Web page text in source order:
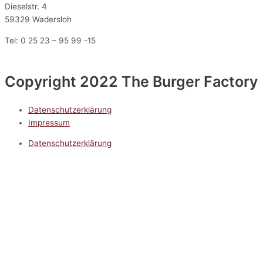
Dieselstr. 4
59329 Wadersloh
Tel: 0 25 23 – 95 99 -15
Copyright 2022 The Burger Factory
Datenschutzerklärung
Impressum
Datenschutzerklärung